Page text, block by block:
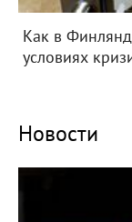
Как в
условиях
Новости